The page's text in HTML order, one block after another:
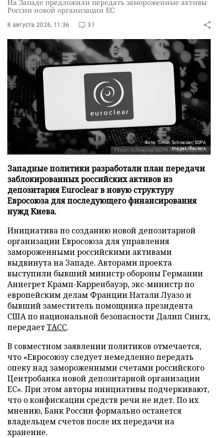
России новой организации ЕС
8 августа 2026, 11:36 31
Фото: Timon Schneider/SOPA
Images/Reuters
Западные политики разработали план передачи
заблокированных российских активов из
депозитария Euroclear в новую структуру
Евросоюза для последующего финансирования
нужд Киева.
Инициатива по созданию новой депозитарной
организации Евросоюза для управления
замороженными российскими активами
выдвинута на Западе. Авторами проекта
выступили бывший министр обороны Германии
Аннегрет Крамп-Карренбауэр, экс-министр по
европейским делам Франции Натали Луазо и
бывший заместитель помощника президента
США по национальной безопасности Далип Сингх,
передаетТАСС.
В совместном заявлении политиков отмечается,
что «Евросоюзу следует немедленно передать
опеку над замороженными счетами российского
Центробанка новой депозитарной организации
ЕС». При этом авторы инициативы подчеркивают,
что о конфискации средств речи не идет. По их
мнению, Банк России формально останется
владельцем счетов после их передачи на
хранение.